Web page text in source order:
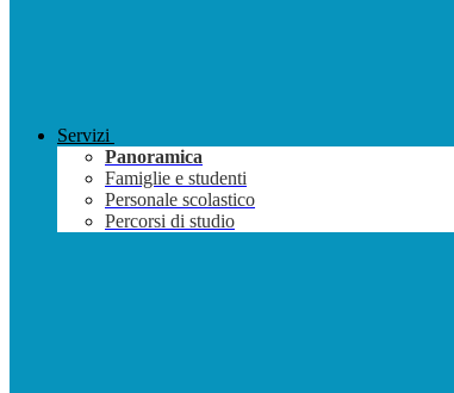
Servizi
Panoramica
Famiglie e studenti
Personale scolastico
Percorsi di studio